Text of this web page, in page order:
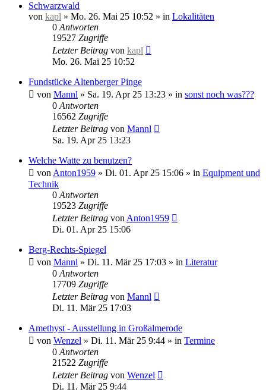
Schwarzwald
von kapl » Mo. 26. Mai 25 10:52 » in Lokalitäten
0 Antworten
19527 Zugriffe
Letzter Beitrag von kapl
Mo. 26. Mai 25 10:52
Fundstücke Altenberger Pinge
von Mannl » Sa. 19. Apr 25 13:23 » in sonst noch was???
0 Antworten
16562 Zugriffe
Letzter Beitrag von Mannl
Sa. 19. Apr 25 13:23
Welche Watte zu benutzen?
von Anton1959 » Di. 01. Apr 25 15:06 » in Equipment und
Technik
0 Antworten
19523 Zugriffe
Letzter Beitrag von Anton1959
Di. 01. Apr 25 15:06
Berg-Rechts-Spiegel
von Mannl » Di. 11. Mär 25 17:03 » in Literatur
0 Antworten
17709 Zugriffe
Letzter Beitrag von Mannl
Di. 11. Mär 25 17:03
Amethyst - Ausstellung in Großalmerode
von Wenzel » Di. 11. Mär 25 9:44 » in Termine
0 Antworten
21522 Zugriffe
Letzter Beitrag von Wenzel
Di. 11. Mär 25 9:44